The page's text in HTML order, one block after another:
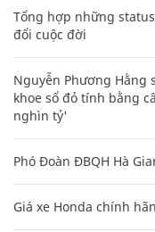
Tổng hợp những
đổi cuộc đời
Nguyễn Phương
khoe sổ đỏ tính bằng
nghìn tỷ'
Phó Đoàn ĐBQH Hà
Giá xe Honda chính